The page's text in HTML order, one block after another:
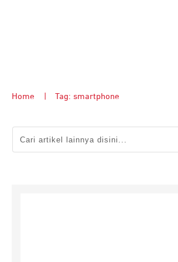
Home Tag: smartphone